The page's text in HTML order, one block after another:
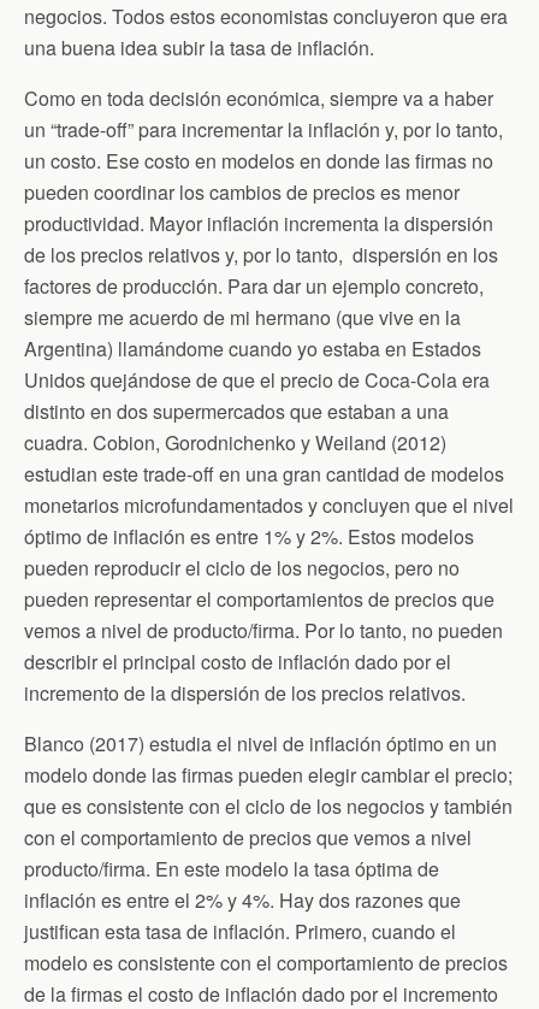
negocios. Todos estos economistas concluyeron que era
una buena idea subir la tasa de inflación.
Como en toda decisión económica, siempre va a haber
un “trade-off” para incrementar la inflación y, por lo tanto,
un costo. Ese costo en modelos en donde las firmas no
pueden coordinar los cambios de precios es menor
productividad. Mayor inflación incrementa la dispersión
de los precios relativos y, por lo tanto, dispersión en los
factores de producción. Para dar un ejemplo concreto,
siempre me acuerdo de mi hermano (que vive en la
Argentina) llamándome cuando yo estaba en Estados
Unidos quejándose de que el precio de Coca-Cola era
distinto en dos supermercados que estaban a una
cuadra. Cobion, Gorodnichenko y Weiland (2012)
estudian este trade-off en una gran cantidad de modelos
monetarios microfundamentados y concluyen que el nivel
óptimo de inflación es entre 1% y 2%. Estos modelos
pueden reproducir el ciclo de los negocios, pero no
pueden representar el comportamientos de precios que
vemos a nivel de producto/firma. Por lo tanto, no pueden
describir el principal costo de inflación dado por el
incremento de la dispersión de los precios relativos.
Blanco (2017) estudia el nivel de inflación óptimo en un
modelo donde las firmas pueden elegir cambiar el precio;
que es consistente con el ciclo de los negocios y también
con el comportamiento de precios que vemos a nivel
producto/firma. En este modelo la tasa óptima de
inflación es entre el 2% y 4%. Hay dos razones que
justifican esta tasa de inflación. Primero, cuando el
modelo es consistente con el comportamiento de precios
de la firmas el costo de inflación dado por el incremento